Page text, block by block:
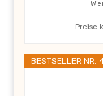
Preise
BESTSELLER NR.